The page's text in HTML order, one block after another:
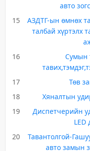
авто
15
АЗДТГ-ын өмнөх
талбай хүртэлх
16
Сумын
17 Төв
18
Хяналтын
19
Диспетчерийн
LED
20
Тавантолгой-
авто замын